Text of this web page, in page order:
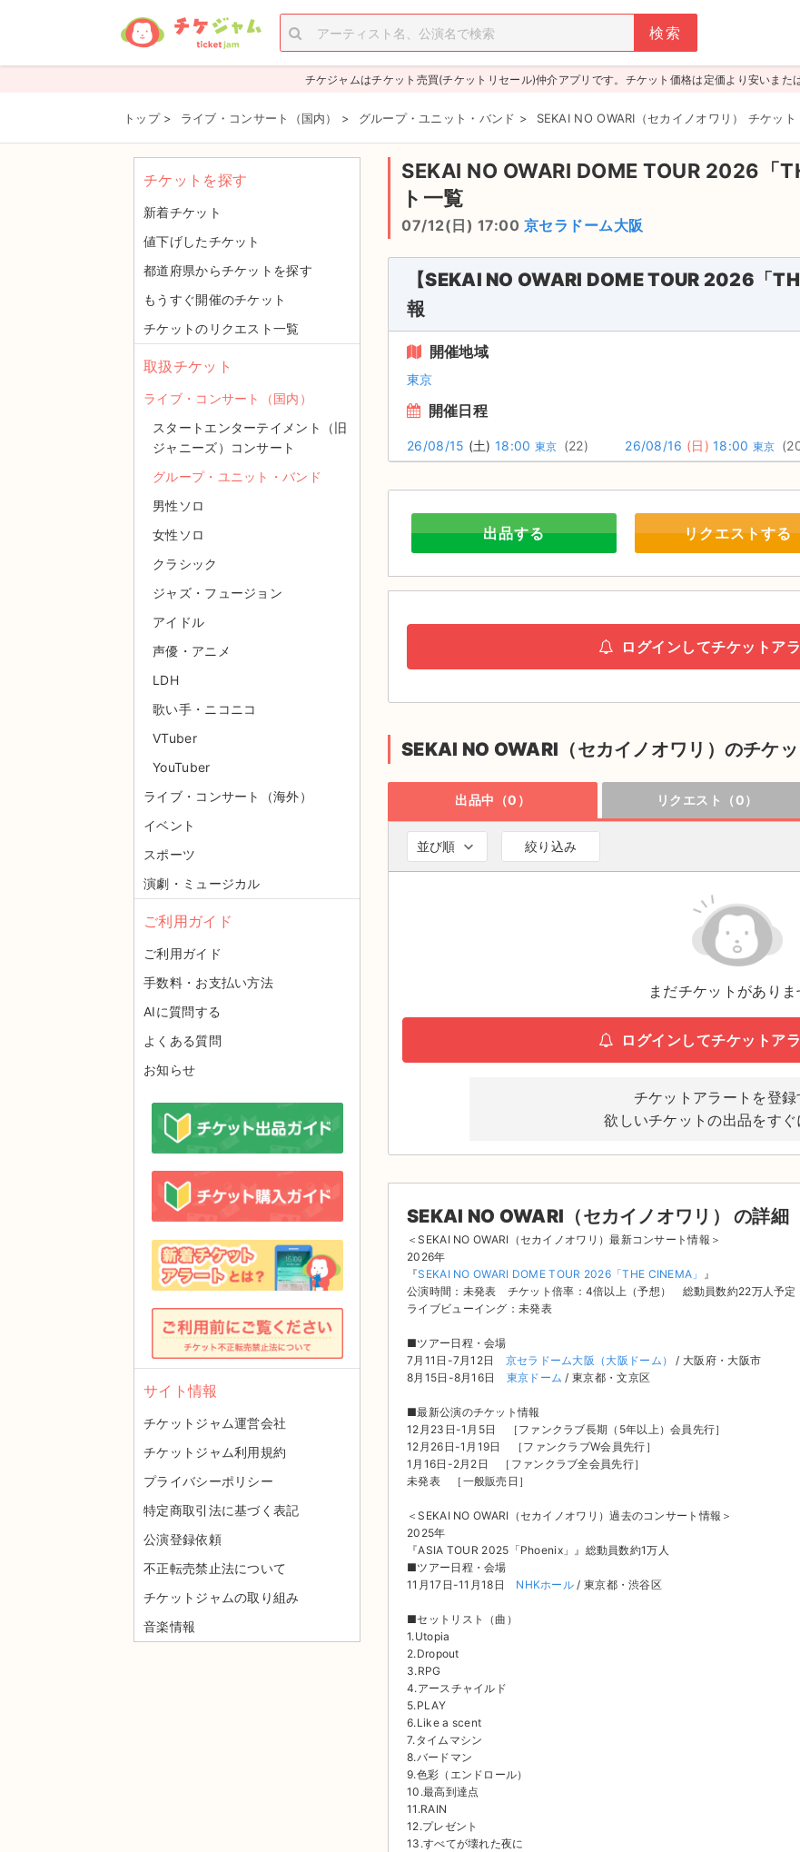
チケジャムはチケット売買(チケットリセール)仲介アプリです。チケット価格は定価より安いまた
トップ > ライブ・コンサート（国内） > グループ・ユニット・バンド > SEKAI NO OWARI（セカイノオワリ） チケット
SEKAI NO OWARI DOME TOUR 2026「
ト一覧
07/12(日) 17:00 京セラドーム大阪
【SEKAI NO OWARI DOME TOUR 2026「
報
開催地域
東京
開催日程
26/08/15 (土) 18:00 東京 (22) 26/08/16 (日) 18:00 東京
出品する リクエストする
ログインしてチケットア
SEKAI NO OWARI（セカイノオワリ）のチケッ
出品中（0） リクエスト（0）
並び順 絞り込み
まだチケットがありま
ログインしてチケットア
チケットアラートを登録
欲しいチケットの出品をす
SEKAI NO OWARI（セカイノオワリ） の詳細
＜SEKAI NO OWARI（セカイノオワリ）最新コンサート情報＞
2026年
『SEKAI NO OWARI DOME TOUR 2026「THE CINEMA」 』
公演時間：未発表 チケット倍率：4倍以上（予想） 総動員数約22万人予定
ライブビューイング：未発表
■ツアー日程・会場
7月11日-7月12日 京セラドーム大阪（大阪ドーム）
/ 大阪府・大阪市
8月15日-8月16日 東京ドーム / 東京都・文京区
■最新公演のチケット情報
12月23日-1月5日 ［ファンクラブ長期（5年以上）会員先行］
12月26日-1月19日 ［ファンクラブW会員先行］
1月16日-2月2日 ［ファンクラブ全会員先行］
未発表 ［一般販売日］
＜SEKAI NO OWARI（セカイノオワリ）過去のコンサート情報＞
2025年
『ASIA TOUR 2025「Phoenix」』総動員数約1万人
■ツアー日程・会場
11月17日-11月18日 NHKホール / 東京都・渋谷区
■セットリスト（曲）
1.Utopia
2.Dropout
3.RPG
4.アースチャイルド
5.PLAY
6.Like a scent
7.タイムマシン
8.バードマン
9.色彩（エンドロール）
10.最高到達点
11.RAIN
12.プレゼント
13.すべてが壊れた夜に
チケットを探す
新着チケット
値下げしたチケット
都道府県からチケットを探す
もうすぐ開催のチケット
チケットのリクエスト一覧
取扱チケット
ライブ・コンサート（国内）
スタートエンターテイメント（旧
ジャニーズ）コンサート
グループ・ユニット・バンド
男性ソロ
女性ソロ
クラシック
ジャズ・フュージョン
アイドル
声優・アニメ
LDH
歌い手・ニコニコ
VTuber
YouTuber
ライブ・コンサート（海外）
イベント
スポーツ
演劇・ミュージカル
ご利用ガイド
ご利用ガイド
手数料・お支払い方法
AIに質問する
よくある質問
お知らせ
サイト情報
チケットジャム運営会社
チケットジャム利用規約
プライバシーポリシー
特定商取引法に基づく表記
公演登録依頼
不正転売禁止法について
チケットジャムの取り組み
音楽情報